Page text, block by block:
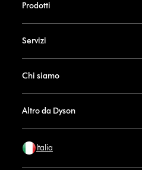
Prodotti
Servizi
Chi siamo
Altro da Dyson
Italia